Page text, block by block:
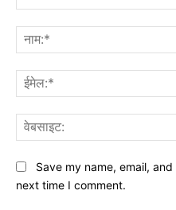
Save my name, email,
next time I comment.